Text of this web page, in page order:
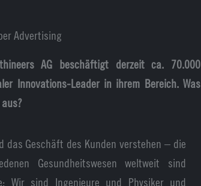
Advertising
AG beschäftigt derzeit ca. 70.000
Innovations-Leader in ihrem Bereich. Was
das Geschäft des Kunden verstehen – die
Gesundheitswesen weltweit sind
Wir sind Ingenieure und Physiker und